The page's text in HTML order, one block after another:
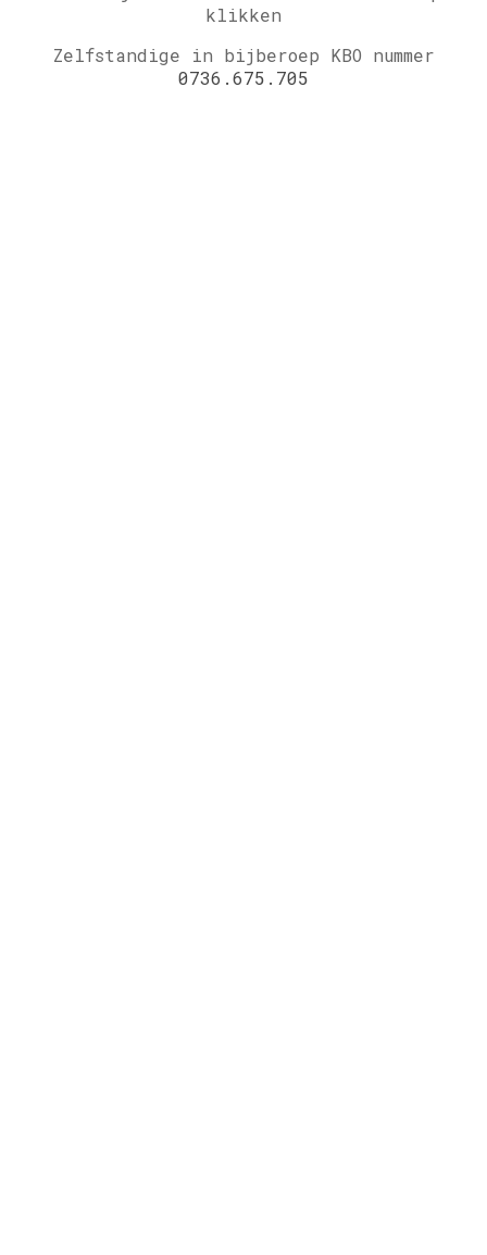
klikken
Zelfstandige in bijberoep KBO nummer
0736.675.705